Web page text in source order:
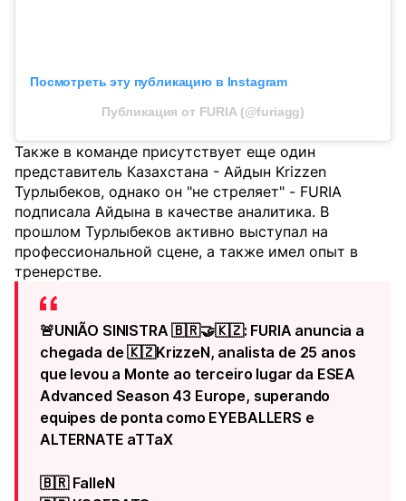
Посмотреть эту публикацию в Instagram
Публикация от FURIA (@furiagg)
Также в команде присутствует еще один
представитель Казахстана - Айдын Krizzen
Турлыбеков, однако он "не стреляет" - FURIA
подписала Айдына в качестве аналитика. В
прошлом Турлыбеков активно выступал на
профессиональной сцене, а также имел опыт в
тренерстве.
🚨UNIÃO SINISTRA 🇧🇷🤝🇰🇿: FURIA anuncia a
chegada de 🇰🇿KrizzeN, analista de 25 anos
que levou a Monte ao terceiro lugar da ESEA
Advanced Season 43 Europe, superando
equipes de ponta como EYEBALLERS e
ALTERNATE aTTaX
🇧🇷 FalleN